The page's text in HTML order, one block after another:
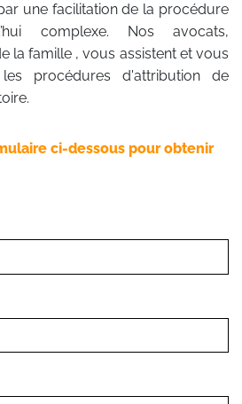
une facilitation de la procédure
complexe. Nos avocats,
la famille , vous assistent et vous
procédures d'attribution de
ci-dessous pour obtenir